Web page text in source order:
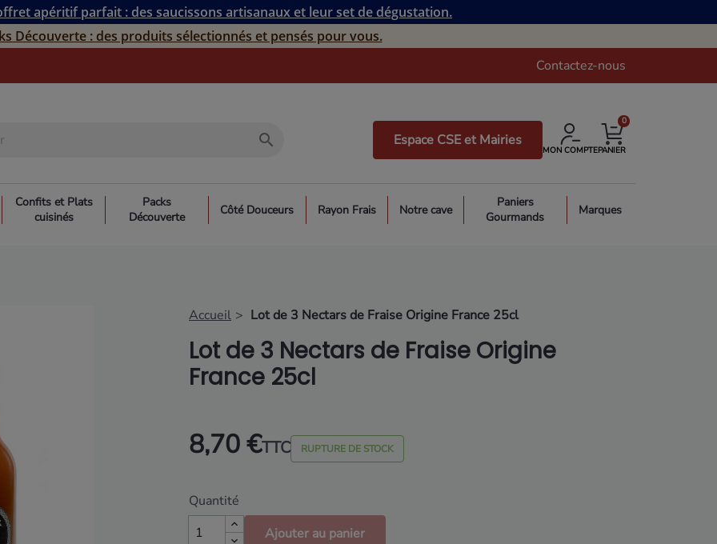
apéritif parfait : des saucissons artisanaux et leur set de dégustation.
Découverte : des produits sélectionnés et pensés pour vous.
Contactez-nous
search Espace CSE et Mairies
MON COMPTEPANIER
0
Confits et Plats
cuisinés
Packs
Découverte
Côté Douceurs Rayon Frais Notre cave
Paniers
Gourmands
Marques
Accueil Lot de 3 Nectars de Fraise Origine France 25cl
Lot de 3 Nectars de Fraise Origine
France 25cl
8,70 €TTC RUPTURE DE STOCK
Quantité
Ajouter au panier